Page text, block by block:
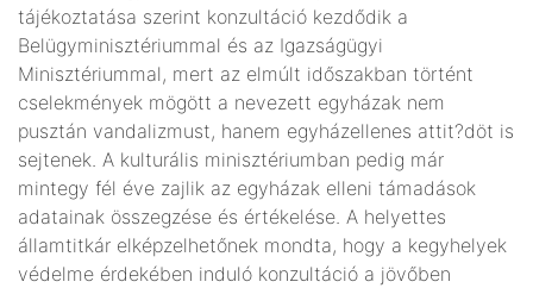
tájékoztatása szerint konzultáció kezdődik a
Belügyminisztériummal és az Igazságügyi
Minisztériummal, mert az elmúlt időszakban történt
cselekmények mögött a nevezett egyházak nem
pusztán vandalizmust, hanem egyházellenes attit?döt is
sejtenek. A kulturális minisztériumban pedig már
mintegy fél éve zajlik az egyházak elleni támadások
adatainak összegzése és értékelése. A helyettes
államtitkár elképzelhetőnek mondta, hogy a kegyhelyek
védelme érdekében induló konzultáció a jövőben